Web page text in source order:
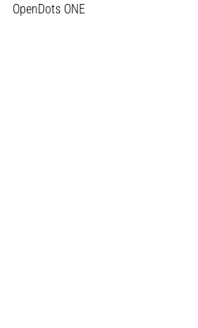
OpenDots ONE